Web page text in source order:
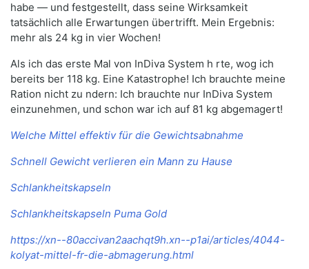
habe — und festgestellt, dass seine Wirksamkeit
tatsächlich alle Erwartungen übertrifft. Mein Ergebnis:
mehr als 24 kg in vier Wochen!
Als ich das erste Mal von InDiva System h rte, wog ich
bereits ber 118 kg. Eine Katastrophe! Ich brauchte meine
Ration nicht zu ndern: Ich brauchte nur InDiva System
einzunehmen, und schon war ich auf 81 kg abgemagert!
Welche Mittel effektiv für die Gewichtsabnahme
Schnell Gewicht verlieren ein Mann zu Hause
Schlankheitskapseln
Schlankheitskapseln Puma Gold
https://xn--80accivan2aachqt9h.xn--p1ai/articles/4044-
kolyat-mittel-fr-die-abmagerung.html